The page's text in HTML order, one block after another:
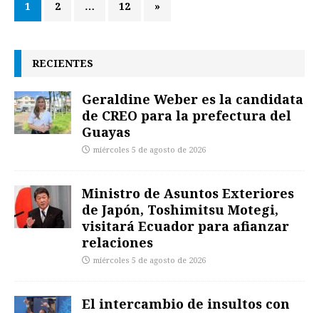
1 2 … 12 »
RECIENTES
Geraldine Weber es la candidata
de CREO para la prefectura del
Guayas
miércoles 5 de agosto de 2026
Ministro de Asuntos Exteriores
de Japón, Toshimitsu Motegi,
visitará Ecuador para afianzar
relaciones
miércoles 5 de agosto de 2026
El intercambio de insultos con